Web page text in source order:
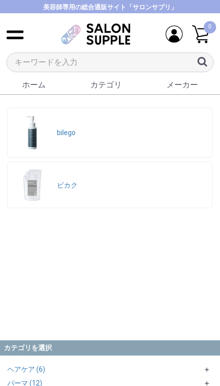
美容師専用の総合通販サイト「サロンサプリ」
0
ホーム カテゴリ メーカー
カテゴリを選択
ヘアケア (6)
シャンプー (1)
＋
パーマ (12)
＋
bilego
ビカク